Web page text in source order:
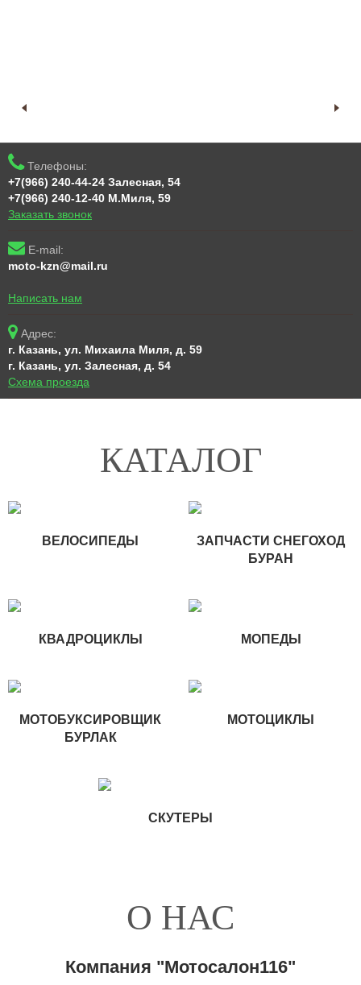
Телефоны:
+7(966) 240-44-24 Залесная, 54
+7(966) 240-12-40 М.Миля, 59
Заказать звонок
E-mail:
moto-kzn@mail.ru
Написать нам
Адрес:
г. Казань, ул. Михаила Миля, д. 59
г. Казань, ул. Залесная, д. 54
Схема проезда
КАТАЛОГ
ВЕЛОСИПЕДЫ
ЗАПЧАСТИ СНЕГОХОД
БУРАН
КВАДРОЦИКЛЫ МОПЕДЫ
МОТОБУКСИРОВЩИК
БУРЛАК
МОТОЦИКЛЫ
СКУТЕРЫ
О НАС
Компания "Мотосалон116"